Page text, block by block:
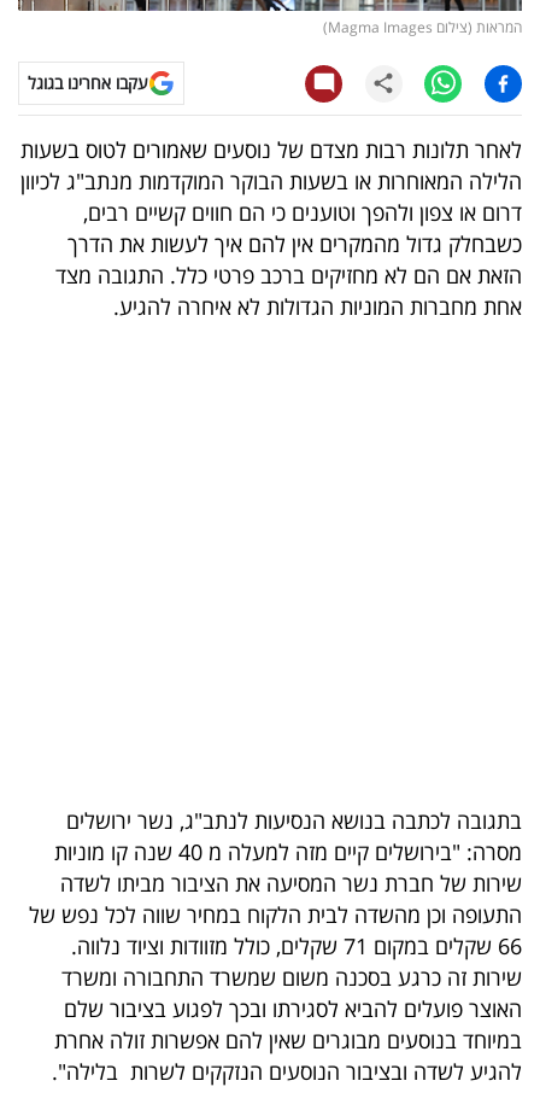
טלוויזיה
עסקי
ספורט
קריירה
ולימודים
מינויים
רייטינג
פודקאסט
40
UNDER
40
שיתופי
פעולה
המראות (צילום Magma Images)
עקבו אחרינו בגוגל
לאחר תלונות רבות מצדם של נוסעים שאמורים לטוס בשעות
הלילה המאוחרות או בשעות הבוקר המוקדמות מנתב"ג לכיוון
דרום או צפון ולהפך וטוענים כי הם חווים קשיים רבים,
כשבחלק גדול מהמקרים אין להם איך לעשות את הדרך
הזאת אם הם לא מחזיקים ברכב פרטי כלל. התגובה מצד
אחת מחברות המוניות הגדולות לא איחרה להגיע.
בתגובה לכתבה בנושא הנסיעות לנתב"ג, נשר ירושלים
מסרה: "בירושלים קיים מזה למעלה מ 40 שנה קו מוניות
שירות של חברת נשר המסיעה את הציבור מביתו לשדה
התעופה וכן מהשדה לבית הלקוח במחיר שווה לכל נפש של
66 שקלים במקום 71 שקלים, כולל מזוודות וציוד נלווה.
שירות זה כרגע בסכנה משום שמשרד התחבורה ומשרד
האוצר פועלים להביא לסגירתו ובכך לפגוע בציבור שלם
במיוחד בנוסעים מבוגרים שאין להם אפשרות זולה אחרת
להגיע לשדה ובציבור הנוסעים הנזקקים לשרות בלילה".